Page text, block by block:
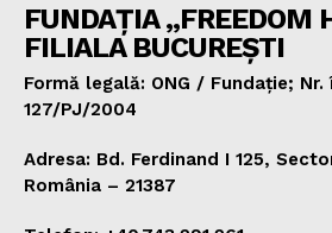
FUNDAȚIA „FREEDOM
FILIALA BUCUREȘTI
Formă legală: ONG / Fundație; Nr.
127/PJ/2004
Adresa: Bd. Ferdinand I 125,
România – 21387